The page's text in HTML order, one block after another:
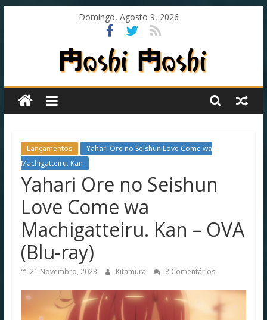
Domingo, Agosto 9, 2026
Moshi
Moshi
Subs
fansub
diferente
todos
os
outros!
Lançamentos
Yahari Ore no Seishun Love Come wa
Machigatteiru. Kan
Yahari Ore no Seishun
Love Come wa
Machigatteiru. Kan – OVA
(Blu-ray)
21 Novembro, 2023 Kitamura 8 Comentários